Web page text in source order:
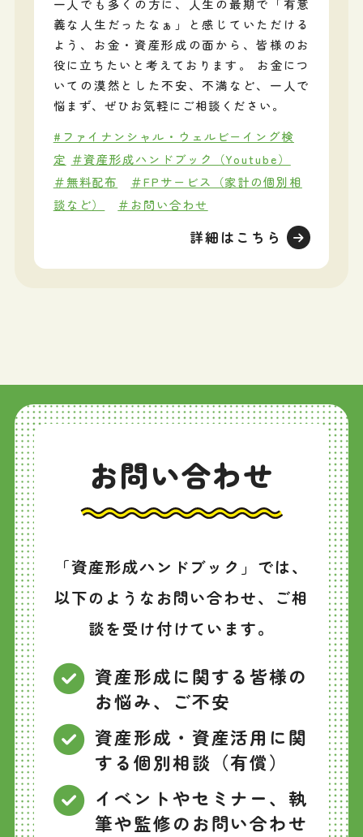
一人でも多くの方に、人生の最期で「有意
義な人生だったなぁ」と感じていただける
よう、お金・資産形成の面から、皆様のお
役に立ちたいと考えております。 お金につ
いての漠然とした不安、不満など、一人で
悩まず、ぜひお気軽にご相談ください。
#ファイナンシャル・ウェルビーイング検
定 ＃資産形成ハンドブック（Youtube）
＃無料配布
＃FPサービス（家計の個別相
談など）
＃お問い合わせ
詳細はこちら
お問い合わせ
「資産形成ハンドブック」では、
以下のようなお問い合わせ、ご相
談を受け付けています。
資産形成に関する皆様の
お悩み、ご不安
資産形成・資産活用に関
する個別相談（有償）
イベントやセミナー、執
筆や監修のお問い合わせ